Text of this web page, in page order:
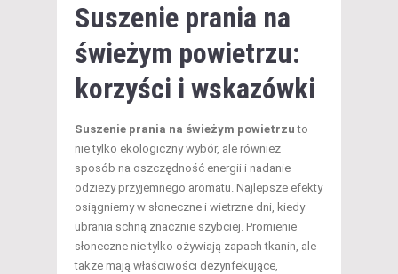
Suszenie prania na
świeżym powietrzu:
korzyści i wskazówki
Suszenie prania na świeżym powietrzu to
nie tylko ekologiczny wybór, ale również
sposób na oszczędność energii i nadanie
odzieży przyjemnego aromatu. Najlepsze efekty
osiągniemy w słoneczne i wietrzne dni, kiedy
ubrania schną znacznie szybciej. Promienie
słoneczne nie tylko ożywiają zapach tkanin, ale
także mają właściwości dezynfekujące,